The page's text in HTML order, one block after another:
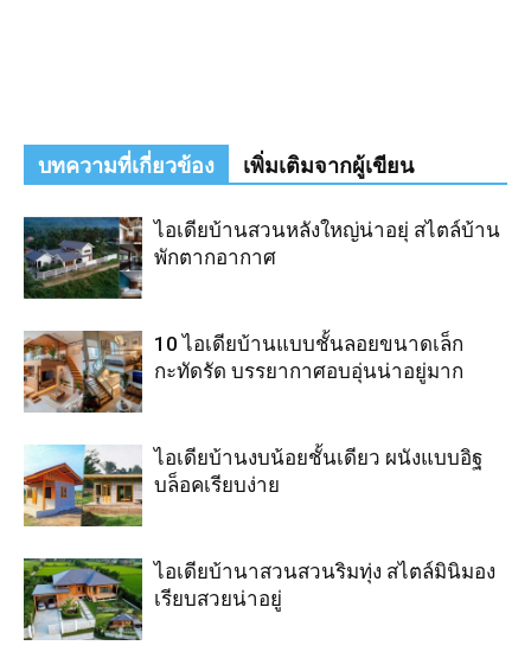
บทความที่เกี่ยวข้อง เพิ่มเติมจากผู้เขียน
ไอเดียบ้านสวนหลังใหญ่น่าอยุ่ สไตล์บ้าน
พักตากอากาศ
10 ไอเดียบ้านแบบชั้นลอยขนาดเล็ก
กะทัดรัด บรรยากาศอบอุ่นน่าอยู่มาก
ไอเดียบ้านงบน้อยชั้นเดียว ผนังแบบอิฐ
บล็อคเรียบง่าย
ไอเดียบ้านาสวนสวนริมทุ่ง สไตล์มินิมอง
เรียบสวยน่าอยู่